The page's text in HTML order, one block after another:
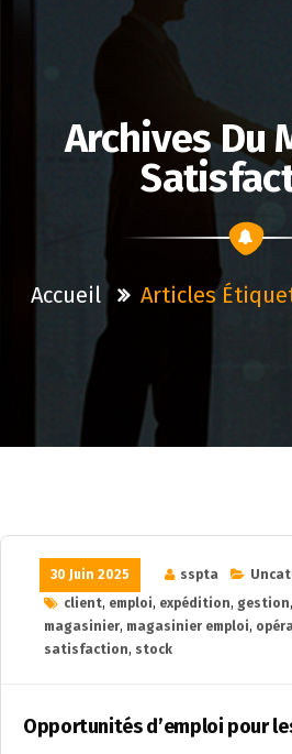
Archives Du
Accueil Articles
30 Juin 2025 sspta
client, emploi, expédition, gestion,
magasinier, magasinier emploi,
satisfaction, stock
Opportunités d’emploi pour